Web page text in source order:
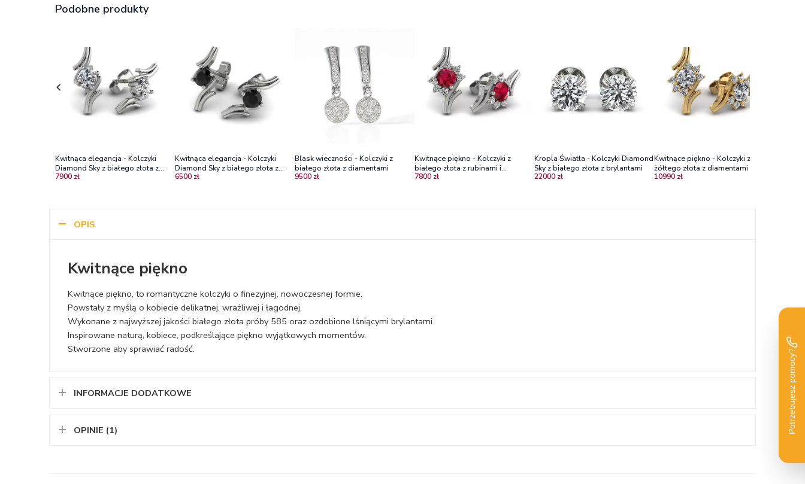
Podobne produkty
Kwitnąca elegancja - Kolczyki
Diamond Sky z białego złota z
brylantami
7900 zł
Kwitnąca elegancja - Kolczyki
Diamond Sky z białego złota z
czarnymi brylantami
6500 zł
Blask wieczności - Kolczyki z
białego złota z diamentami
9500 zł
Kwitnące piękno - Kolczyki z
białego złota z rubinami i
diamentami
7800 zł
Kropla Światła - Kolczyki Diamond
Sky z białego złota z brylantami
22000 zł
Kwitnące piękno - Kolczyki z
żółtego złota z diamentami
10990 zł
OPIS
Kwitnące piękno
Kwitnące piękno, to romantyczne kolczyki o finezyjnej, nowoczesnej formie.
Powstały z myślą o kobiecie delikatnej, wrażliwej i łagodnej.
Wykonane z najwyższej jakości białego złota próby 585 oraz ozdobione lśniącymi brylantami.
Inspirowane naturą, kobiece, podkreślające piękno wyjątkowych momentów.
Stworzone aby sprawiać radość.
INFORMACJE DODATKOWE
OPINIE (1)